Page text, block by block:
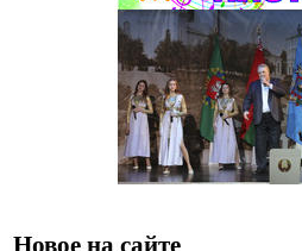
Новое на сайте